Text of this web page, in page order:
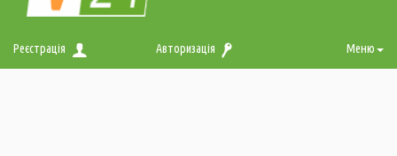
Реєстрація Авторизація Меню